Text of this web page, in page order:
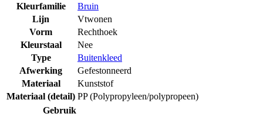
Kleurfamilie
Bruin
Lijn
Vtwonen
Vorm
Rechthoek
Kleurstaal
Nee
Type
Buitenkleed
Afwerking
Gefestonneerd
Materiaal
Kunststof
Materiaal (detail) PP (Polypropyleen/polypropeen)
Gebruik